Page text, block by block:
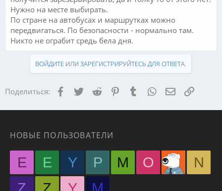
Нужно на месте выбирать.
По стране на автобусах и маршрутках можно
передвигаться. По безопасности - нормально там.
Никто не ограбит средь бела дня.
ВОЙДИТЕ ИЛИ ЗАРЕГИСТРИРУЙТЕСЬ ДЛЯ ОТВЕТА.
Поделиться: Facebook
TwitterReddit PinterestTumblr WhatsApp Ссылка
НОВЫЕ ПОЛЬЗОВАТЕЛИ
E E Y P M O
N